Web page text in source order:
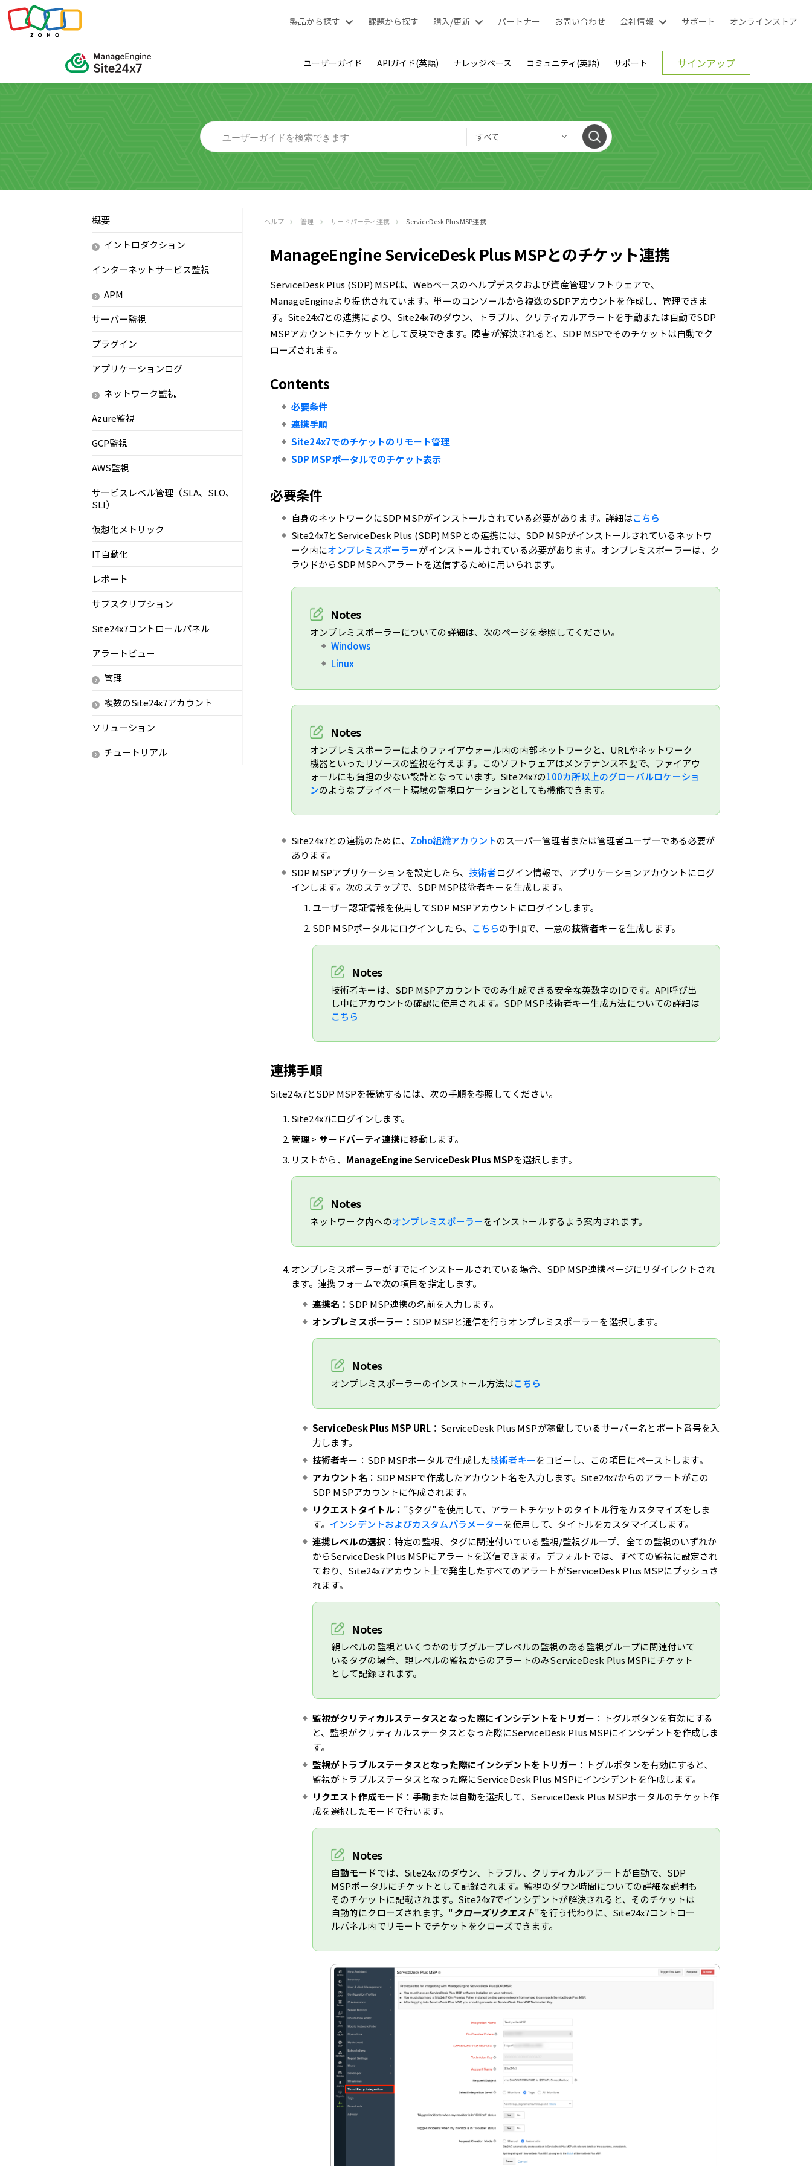
製品から探す 課題から探す 購入/更新 パートナー お問い合わせ 会社情報 サポート オンラインストア
ユーザーガイド APIガイド(英語) ナレッジベース コミュニティ(英語) サポート サインアップ
すべて
概要
イントロダクション
インターネットサービス監視
APM
サーバー監視
プラグイン
アプリケーションログ
ネットワーク監視
Azure監視
GCP監視
AWS監視
サービスレベル管理（SLA、SLO、
SLI）
仮想化メトリック
IT自動化
レポート
サブスクリプション
Site24x7コントロールパネル
アラートビュー
管理
複数のSite24x7アカウント
ソリューション
チュートリアル
ヘルプ 管理 サードパーティ連携 ServiceDesk Plus MSP連携
ManageEngine ServiceDesk Plus MSPとのチケット連携
ServiceDesk Plus (SDP) MSPは、Webベースのヘルプデスクおよび資産管理ソフトウェアで、
ManageEngineより提供されています。単一のコンソールから複数のSDPアカウントを作成し、管理できま
す。Site24x7との連携により、Site24x7のダウン、トラブル、クリティカルアラートを手動または自動でSDP
MSPアカウントにチケットとして反映できます。障害が解決されると、SDP MSPでそのチケットは自動でク
ローズされます。
Contents
必要条件
連携手順
Site24x7でのチケットのリモート管理
SDP MSPポータルでのチケット表示
必要条件
自身のネットワークにSDP MSPがインストールされている必要があります。詳細はこちら
Site24x7とServiceDesk Plus (SDP) MSPとの連携には、SDP MSPがインストールされているネットワ
ーク内にオンプレミスポーラーがインストールされている必要があります。オンプレミスポーラーは、ク
ラウドからSDP MSPへアラートを送信するために用いられます。
Notes
オンプレミスポーラーについての詳細は、次のページを参照してください。
Windows
Linux
Notes
オンプレミスポーラーによりファイアウォール内の内部ネットワークと、URLやネットワーク
機器といったリソースの監視を行えます。このソフトウェアはメンテナンス不要で、ファイアウ
ォールにも負担の少ない設計となっています。Site24x7の100カ所以上のグローバルロケーショ
ンのようなプライベート環境の監視ロケーションとしても機能できます。
Site24x7との連携のために、 Zoho組織アカウントのスーパー管理者または管理者ユーザーである必要が
あります。
SDP MSPアプリケーションを設定したら、 技術者ログイン情報で、アプリケーションアカウントにログ
インします。次のステップで、SDP MSP技術者キーを生成します。
ユーザー認証情報を使用してSDP MSPアカウントにログインします。
SDP MSPポータルにログインしたら、 こちらの手順で、一意の技術者キーを生成します。
Notes
技術者キーは、SDP MSPアカウントでのみ生成できる安全な英数字のIDです。API呼び出
し中にアカウントの確認に使用されます。SDP MSP技術者キー生成方法についての詳細は
こちら
連携手順
Site24x7とSDP MSPを接続するには、次の手順を参照してください。
Site24x7にログインします。
管理> サードパーティ連携に移動します。
リストから、 ManageEngine ServiceDesk Plus MSPを選択します。
Notes
ネットワーク内へのオンプレミスポーラーをインストールするよう案内されます。
オンプレミスポーラーがすでにインストールされている場合、SDP MSP連携ページにリダイレクトされ
ます。連携フォームで次の項目を指定します。
連携名： SDP MSP連携の名前を入力します。
オンプレミスポーラー： SDP MSPと通信を行うオンプレミスポーラーを選択します。
Notes
オンプレミスポーラーのインストール方法はこちら
ServiceDesk Plus MSP URL： ServiceDesk Plus MSPが稼働しているサーバー名とポート番号を入
力します。
技術者キー ：SDP MSPポータルで生成した技術者キーをコピーし、この項目にペーストします。
アカウント名 ：SDP MSPで作成したアカウント名を入力します。Site24x7からのアラートがこの
SDP MSPアカウントに作成されます。
リクエストタイトル："$タグ"を使用して、アラートチケットのタイトル行をカスタマイズをしま
す。 インシデントおよびカスタムパラメーターを使用して、タイトルをカスタマイズします。
連携レベルの選択：特定の監視、タグに関連付いている監視/監視グループ、全ての監視のいずれか
からServiceDesk Plus MSPにアラートを送信できます。デフォルトでは、すべての監視に設定され
ており、Site24x7アカウント上で発生したすべてのアラートがServiceDesk Plus MSPにプッシュさ
れます。
Notes
親レベルの監視といくつかのサブグループレベルの監視のある監視グループに関連付いて
いるタグの場合、親レベルの監視からのアラートのみServiceDesk Plus MSPにチケット
として記録されます。
監視がクリティカルステータスとなった際にインシデントをトリガー ：トグルボタンを有効にする
と、監視がクリティカルステータスとなった際にServiceDesk Plus MSPにインシデントを作成しま
す。
監視がトラブルステータスとなった際にインシデントをトリガー ：トグルボタンを有効にすると、
監視がトラブルステータスとなった際にServiceDesk Plus MSPにインシデントを作成します。
リクエスト作成モード ： 手動または自動を選択して、ServiceDesk Plus MSPポータルのチケット作
成を選択したモードで行います。
Notes
自動モードでは、Site24x7のダウン、トラブル、クリティカルアラートが自動で、SDP
MSPポータルにチケットとして記録されます。監視のダウン時間についての詳細な説明も
そのチケットに記載されます。Site24x7でインシデントが解決されると、そのチケットは
自動的にクローズされます。"クローズリクエスト"を行う代わりに、Site24x7コントロー
ルパネル内でリモートでチケットをクローズできます。